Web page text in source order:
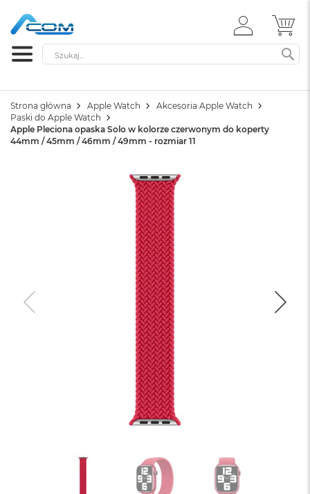
ZALOGUJ
SIĘ
Szukaj
Strona główna Apple Watch
Akcesoria Apple Watch
Paski do Apple Watch
Apple Pleciona opaska Solo w kolorze czerwonym do koperty
44mm / 45mm / 46mm / 49mm - rozmiar 11